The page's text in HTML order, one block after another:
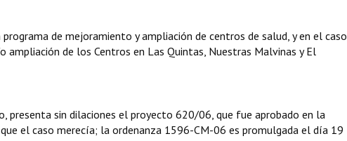
de mejoramiento y ampliación de centros de salud, y en el caso
de los Centros en Las Quintas, Nuestras Malvinas y El
presenta sin dilaciones el proyecto 620/06, que fue aprobado en la
el caso merecía; la ordenanza 1596-CM-06 es promulgada el día 19